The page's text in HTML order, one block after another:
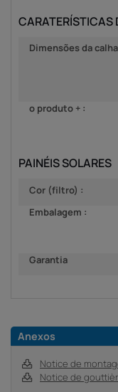
CARATERÍSTICAS
Dimensões da
o produto + :
PAINÉIS SOLARES
Cor (filtro) :
Embalagem :
Garantia
Anexos
Notice de
Notice de